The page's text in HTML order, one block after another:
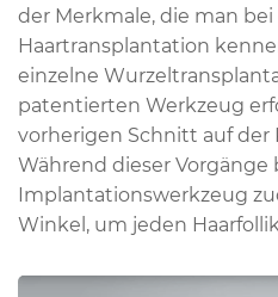
der Merkmale, die man bei
Haartransplantation
einzelne
patentierten Werkzeug
vorherigen Schnitt auf der
Während dieser
Implantationswerkzeug
Winkel, um jeden